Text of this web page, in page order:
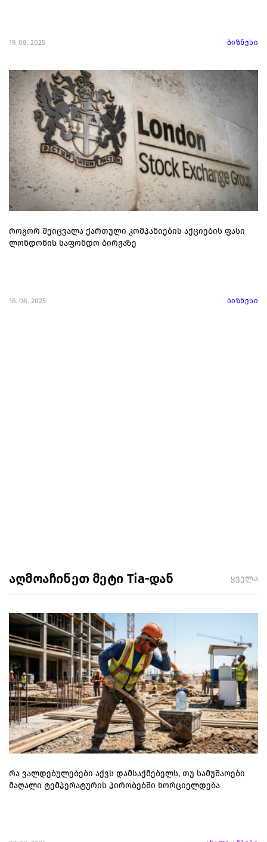
19. 08. 2025 ბიზნესი
როგორ შეიცვალა ქართული კომპანიების აქციების ფასი
ლონდონის საფონდო ბირჟაზე
16. 08. 2025 ბიზნესი
აღმოაჩინეთ მეტი Tia-დან ყველა
რა ვალდებულებები აქვს დამსაქმებელს, თუ სამუშაოები
მაღალი ტემპერატურის პირობებში ხორციელდება